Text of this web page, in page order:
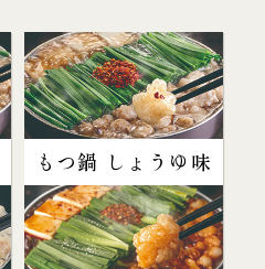
もつ鍋 しょうゆ味